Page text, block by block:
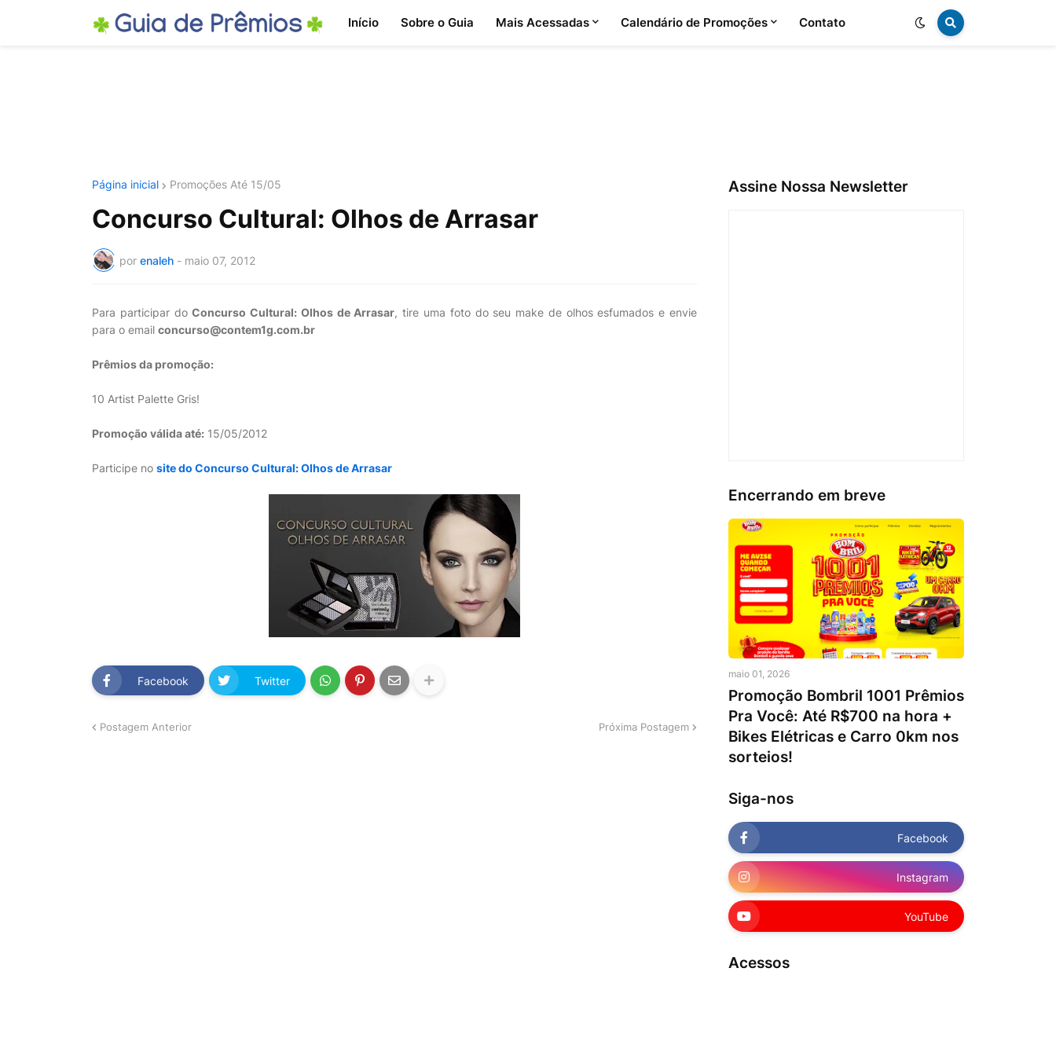
Início Sobre o Guia Mais Acessadas Calendário de Promoções Contato
Página inicial Promoções Até 15/05
Concurso Cultural: Olhos de Arrasar
por enaleh - maio 07, 2012
Para participar doConcurso Cultural: Olhos de Arrasar, tire uma foto do seu make de olhos esfumados e envie
para o email concurso@contem1g.com.br
Prêmios da promoção:
10 Artist Palette Gris!
Promoção válida até: 15/05/2012
Participe no site do Concurso Cultural: Olhos de Arrasar
Facebook Twitter
Postagem Anterior Próxima Postagem
Assine Nossa Newsletter
Encerrando em breve
maio 01, 2026
Promoção Bombril 1001 Prêmios
Pra Você: Até R$700 na hora +
Bikes Elétricas e Carro 0km nos
sorteios!
Siga-nos
Facebook
Instagram
YouTube
Acessos